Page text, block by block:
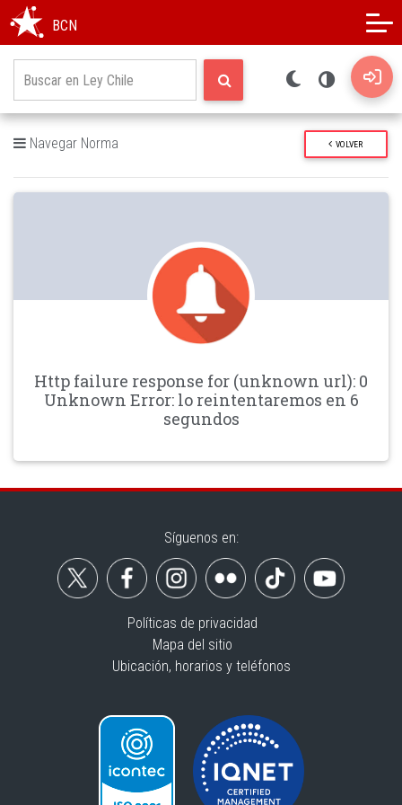
BCN
Navegar Norma VOLVER
Http failure response for (unknown url): 0
Unknown Error: lo reintentaremos en 6
segundos
Síguenos en:
Políticas de privacidad
Mapa del sitio
Ubicación, horarios y teléfonos